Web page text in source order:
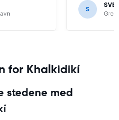
S
for Khalkidikí
stedene med